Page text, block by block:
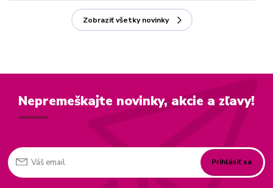
Zobraziť všetky novinky
Nepremeškajte novinky, akcie a zľavy!
Prihlásiť sa